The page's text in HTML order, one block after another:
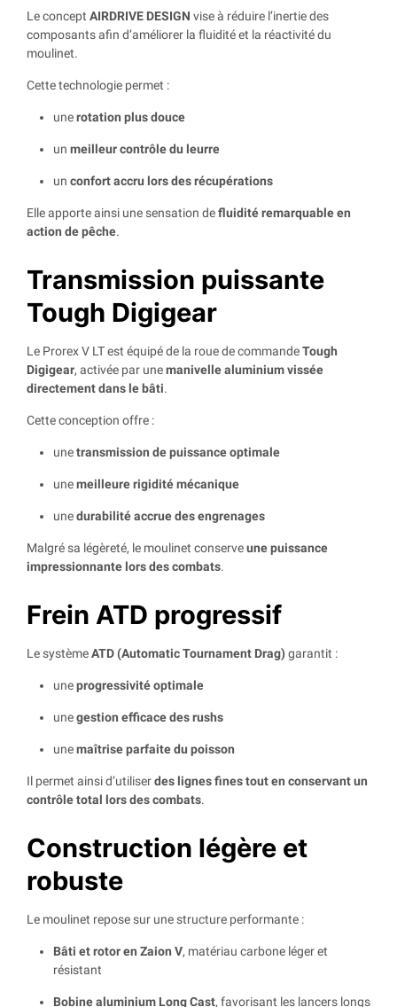
Le concept AIRDRIVE DESIGN vise à réduire l’inertie des
composants afin d’améliorer la fluidité et la réactivité du
moulinet.
Cette technologie permet :
unerotation plus douce
un meilleur contrôle du leurre
un confort accru lors des récupérations
Elle apporte ainsi une sensation defluidité remarquable en
action de pêche.
Transmission puissante
Tough Digigear
Le Prorex V LT est équipé de la roue de commandeTough
Digigear, activée par unemanivelle aluminium vissée
directement dans le bâti.
Cette conception offre :
unetransmission de puissance optimale
unemeilleure rigidité mécanique
unedurabilité accrue des engrenages
Malgré sa légèreté, le moulinet conserveune puissance
impressionnante lors des combats.
Frein ATD progressif
Le systèmeATD (Automatic Tournament Drag) garantit :
uneprogressivité optimale
unegestion efficace des rushs
unemaîtrise parfaite du poisson
Il permet ainsi d’utiliserdes lignes fines tout en conservant un
contrôle total lors des combats.
Construction légère et
robuste
Le moulinet repose sur une structure performante :
Bâti et rotor en Zaion V, matériau carbone léger et
résistant
Bobine aluminium Long Cast, favorisant les lancers longs